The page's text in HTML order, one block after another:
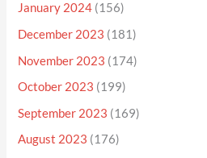
January 2024 (156)
December 2023 (181)
November 2023 (174)
October 2023 (199)
September 2023 (169)
August 2023 (176)